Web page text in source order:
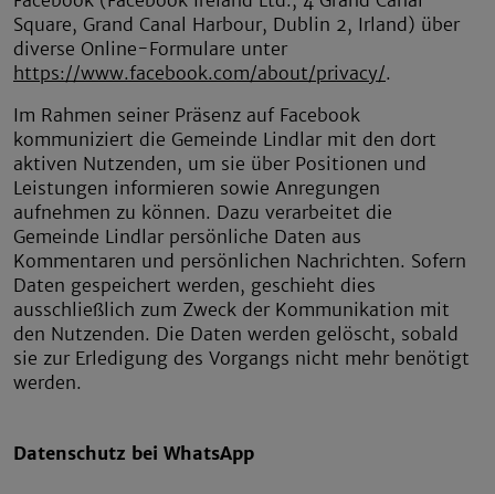
Square, Grand Canal Harbour, Dublin 2, Irland) über
diverse Online-Formulare unter
https://www.facebook.com/about/privacy/.
Im Rahmen seiner Präsenz auf Facebook
kommuniziert die Gemeinde Lindlar mit den dort
aktiven Nutzenden, um sie über Positionen und
Leistungen informieren sowie Anregungen
aufnehmen zu können. Dazu verarbeitet die
Gemeinde Lindlar persönliche Daten aus
Kommentaren und persönlichen Nachrichten. Sofern
Daten gespeichert werden, geschieht dies
ausschließlich zum Zweck der Kommunikation mit
den Nutzenden. Die Daten werden gelöscht, sobald
sie zur Erledigung des Vorgangs nicht mehr benötigt
werden.
Datenschutz bei WhatsApp